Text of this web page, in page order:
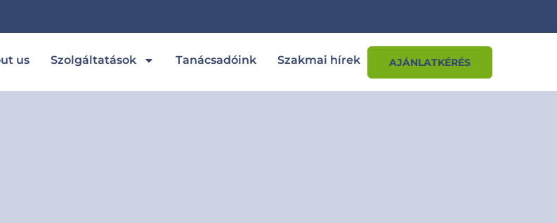
us Szolgáltatások Tanácsadóink Szakmai hírek AJÁNLATKÉRÉS